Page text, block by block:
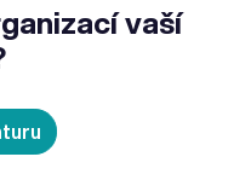
vaší